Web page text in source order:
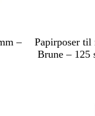
–
B
Papirposer til
Brune – 125